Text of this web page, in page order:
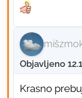
Objavljeno
Krasno